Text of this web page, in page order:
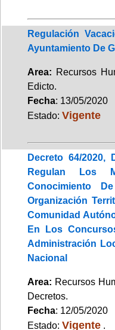
Regulación
Ayuntamiento De
Area: Recursos
Edicto.
Fecha: 13/05/2020
Estado: Vigente
Decreto 64/
Regulan Los
Conocimiento
Organización
Comunidad
En Los
Administración
Nacional
Area: Recursos
Decretos.
Fecha: 12/05/2020
Estado: Vigente .